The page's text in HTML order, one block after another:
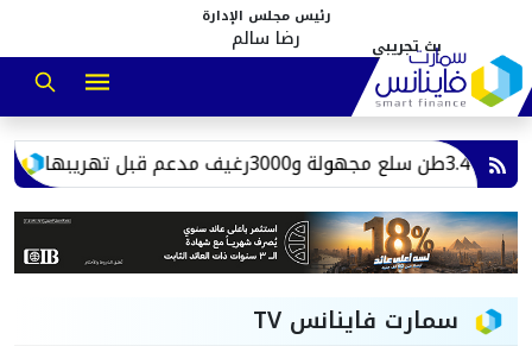
رئيس مجلس الإدارة
رضا سالم
سمارت فاينانس TV